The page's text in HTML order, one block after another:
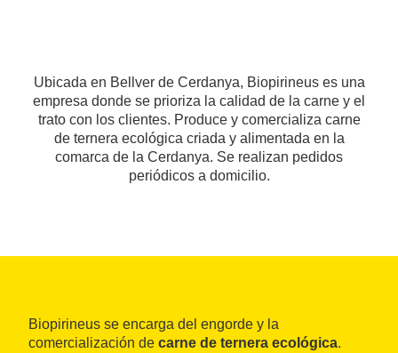
Ubicada en Bellver de Cerdanya, Biopirineus es una
empresa donde se prioriza la calidad de la carne y el
trato con los clientes. Produce y comercializa carne
de ternera ecológica criada y alimentada en la
comarca de la Cerdanya. Se realizan pedidos
periódicos a domicilio.
Biopirineus se encarga del engorde y la
comercialización de carne de ternera ecológica.